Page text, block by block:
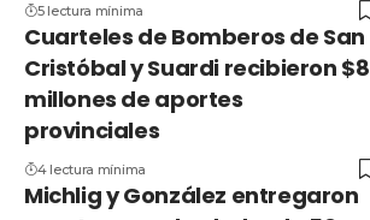
5 lectura mínima
Cuarteles de Bomberos de San
Cristóbal y Suardi recibieron $8
millones de aportes
provinciales
4 lectura mínima
Michlig y González entregaron